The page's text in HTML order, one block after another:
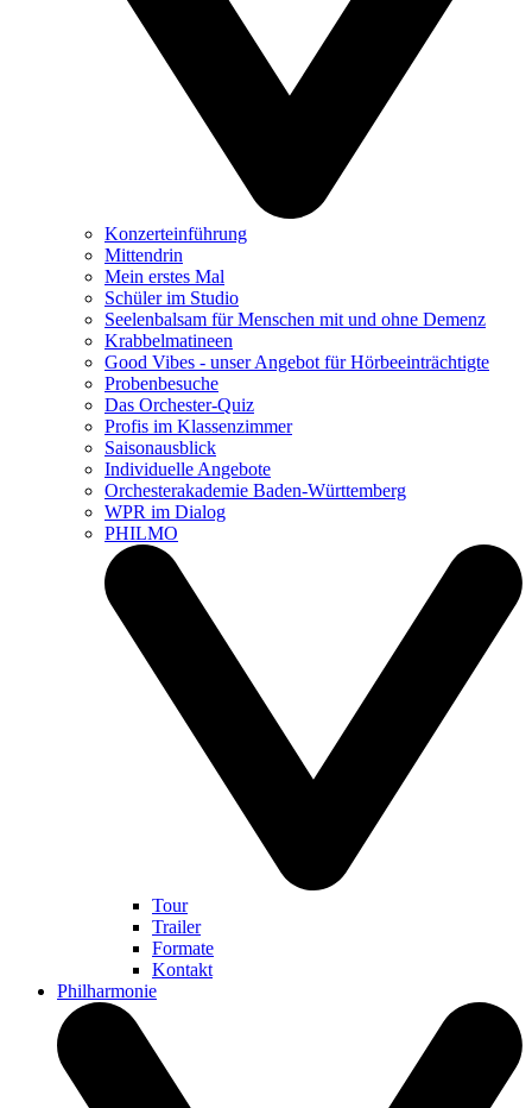
Konzerteinführung
Mittendrin
Mein erstes Mal
Schüler im Studio
Seelenbalsam für Menschen mit und ohne Demenz
Krabbelmatineen
Good Vibes - unser Angebot für Hörbeeinträchtigte
Probenbesuche
Das Orchester-Quiz
Profis im Klassenzimmer
Saisonausblick
Individuelle Angebote
Orchesterakademie Baden-Württemberg
WPR im Dialog
PHILMO
Tour
Trailer
Formate
Kontakt
Philharmonie